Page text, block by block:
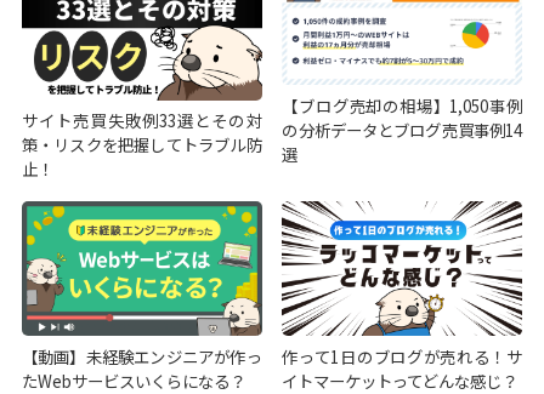
サイト売買失敗例33選とその対
策・リスクを把握してトラブル防
止！
【ブログ売却の相場】1,050事例
の分析データとブログ売買事例14
選
【動画】未経験エンジニアが作っ
たWebサービスいくらになる？
作って1日のブログが売れる！サ
イトマーケットってどんな感じ？